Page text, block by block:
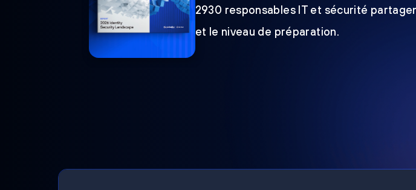
2930 responsables IT et sécurité
et le niveau de préparation.